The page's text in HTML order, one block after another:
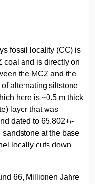
fossil locality (CC) is
coal and is directly on
the MCZ and the
alternating siltstone
here is ~0.5 m thick
layer that was
dated to 65.802+/-
sandstone at the base
locally cuts down
66, Millionen Jahre